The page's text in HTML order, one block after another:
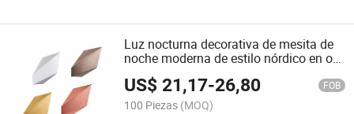
Luz nocturna decorativa de mesita de
noche moderna de estilo nórdico en oro
6.4 W luz de pared LED
US$21,17-26,80 FOB
100 Piezas (MOQ)